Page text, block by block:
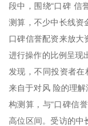
段中，围绕“口碑 信
测算，不少中长线资
口碑信誉配资来放大
进行操作的比例呈现
发现，不同投资者
来自于对风 险的理
构测算，与“口碑信
高位区间。受访的中